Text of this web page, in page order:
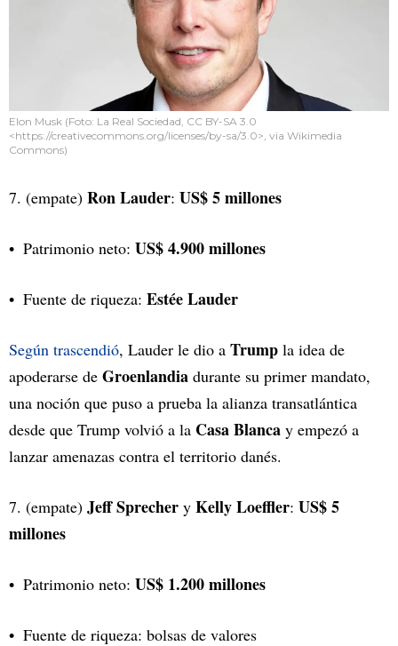
Elon Musk (Foto: La Real Sociedad, CC BY-SA 3.0
<https://creativecommons.org/licenses/by-sa/3.0>, via Wikimedia
Commons)
7. (empate) Ron Lauder: US$ 5 millones
Patrimonio neto: US$ 4.900 millones
Fuente de riqueza: Estée Lauder
Según trascendió, Lauder le dio a Trump la idea de
apoderarse de Groenlandia durante su primer mandato,
una noción que puso a prueba la alianza transatlántica
desde que Trump volvió a la Casa Blanca y empezó a
lanzar amenazas contra el territorio danés.
7. (empate) Jeff Sprecher y Kelly Loeffler: US$ 5
millones
Patrimonio neto: US$ 1.200 millones
Fuente de riqueza: bolsas de valores